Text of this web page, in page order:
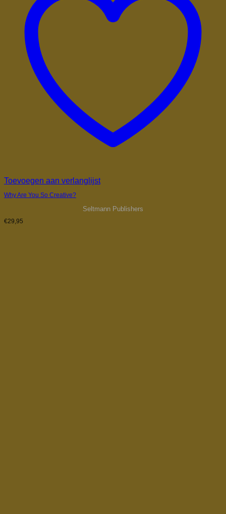
Toevoegen aan verlanglijst
Why Are You So Creative?
Seltmann Publishers
€29,95